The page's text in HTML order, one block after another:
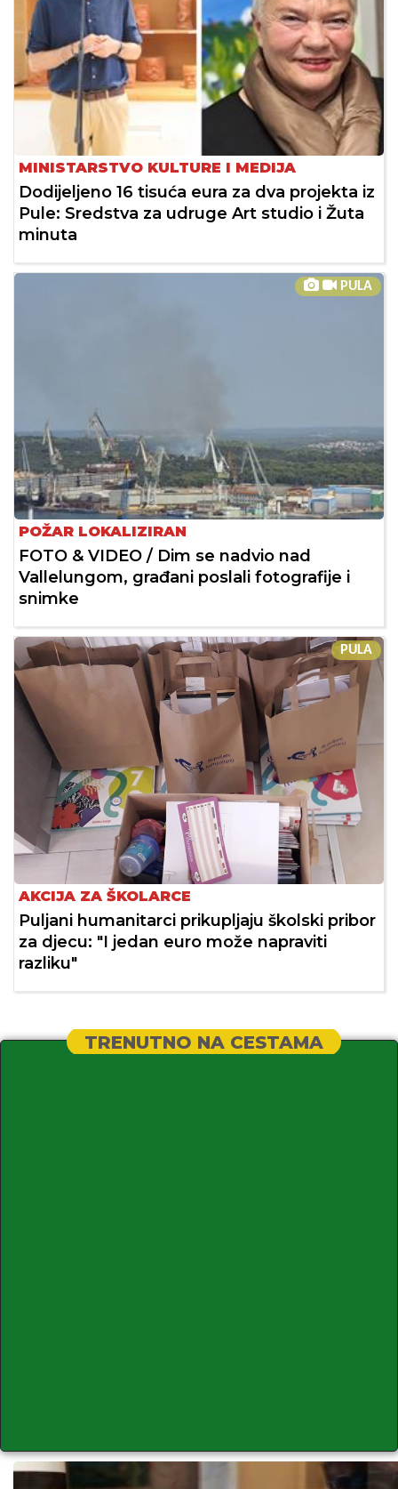
MINISTARSTVO KULTURE I MEDIJA
Dodijeljeno 16 tisuća eura za dva projekta iz
Pule: Sredstva za udruge Art studio i Žuta
minuta
PULA
POŽAR LOKALIZIRAN
FOTO & VIDEO / Dim se nadvio nad
Vallelungom, građani poslali fotografije i
snimke
PULA
AKCIJA ZA ŠKOLARCE
Puljani humanitarci prikupljaju školski pribor
za djecu: "I jedan euro može napraviti
razliku"
TRENUTNO NA CESTAMA